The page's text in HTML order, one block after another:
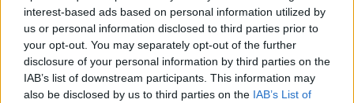
interest-based ads based on personal information utilized by
us or personal information disclosed to third parties prior to
your opt-out. You may separately opt-out of the further
disclosure of your personal information by third parties on the
IAB’s list of downstream participants. This information may
also be disclosed by us to third parties on the IAB’s List of
žiedu(4)
2026 m. rugpjūčio 6 d. 14:21